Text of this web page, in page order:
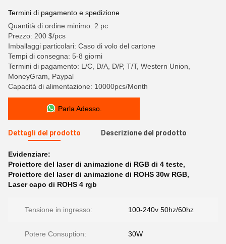
Termini di pagamento e spedizione
Quantità di ordine minimo: 2 pc
Prezzo: 200 $/pcs
Imballaggi particolari: Caso di volo del cartone
Tempi di consegna: 5-8 giorni
Termini di pagamento: L/C, D/A, D/P, T/T, Western Union,
MoneyGram, Paypal
Capacità di alimentazione: 10000pcs/Month
Parla Adesso.
Dettagli del prodotto Descrizione del prodotto
Evidenziare:
Proiettore del laser di animazione di RGB di 4 teste,
Proiettore del laser di animazione di ROHS 30w RGB,
Laser capo di ROHS 4 rgb
Tensione in ingresso: 100-240v 50hz/60hz
Potere Consuption: 30W